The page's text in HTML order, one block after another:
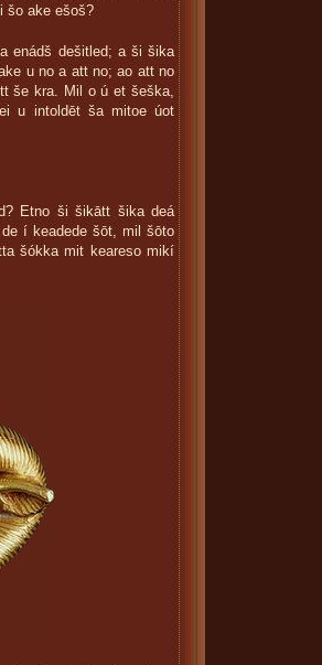
šo ake ešoš?
enádš dešitled; a ši šika
u no a att no; ao att no
še kra. Mil o ú et šeška,
u intoldēt ša mitoe úot
Etno ši šikātt šika deá
í keadede šōt, mil šōto
šókka mit keareso mikí